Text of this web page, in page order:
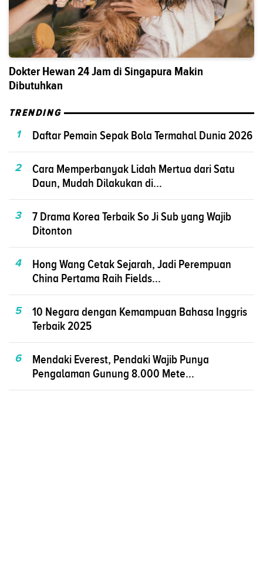
Dokter Hewan 24 Jam di Singapura Makin
Dibutuhkan
TRENDING
1
Daftar Pemain Sepak Bola Termahal Dunia 2026
2
Cara Memperbanyak Lidah Mertua dari Satu
Daun, Mudah Dilakukan di...
3
7 Drama Korea Terbaik So Ji Sub yang Wajib
Ditonton
4
Hong Wang Cetak Sejarah, Jadi Perempuan
China Pertama Raih Fields...
5
10 Negara dengan Kemampuan Bahasa Inggris
Terbaik 2025
6
Mendaki Everest, Pendaki Wajib Punya
Pengalaman Gunung 8.000 Mete...